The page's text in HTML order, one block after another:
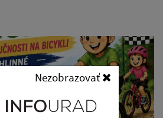
Nezobrazovať